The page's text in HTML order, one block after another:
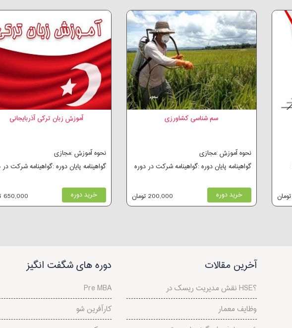
آموزش زبان ترکی آذربایجانی
نحوه آموزش :مجازی
گواهینامه پایان دوره :گواهینامه شرکت در
خرید دوره 650,000 تومان
سم شناسی کشاورزی
نحوه آموزش :مجازی
گواهینامه پایان دوره :گواهینامه شرکت در دوره
خرید دوره 200,000 تومان
آخرین مقالات
نقش مدیریت ریسک در HSE؟
وظایف معمار
دوره های شگفت انگیز
Pre MBA
کارآفرین شو